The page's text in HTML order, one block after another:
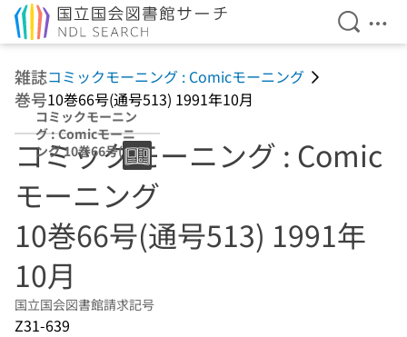
検索を
メ
雑誌コミックモーニング : Comicモーニング
巻号10巻66号(通号513) 1991年10月
コミックモーニン
グ : Comicモーニ
ング 10巻66号(通
号513) 1991年10
月
コミックモーニング : Comic
モーニング
10巻66号(通号513) 1991年
10月
国立国会図書館請求記号
Z31-639